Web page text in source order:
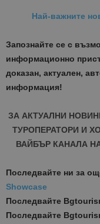
Най-важните
Запознайте се с
информационно
доказан, актуален,
информация!
ЗА АКТУАЛНИ
ТУРОПЕРАТОРИ И
ВАЙБЪР КАНАЛА НА
Последвайте ни за
Showcase
Последвайте
Последвайте